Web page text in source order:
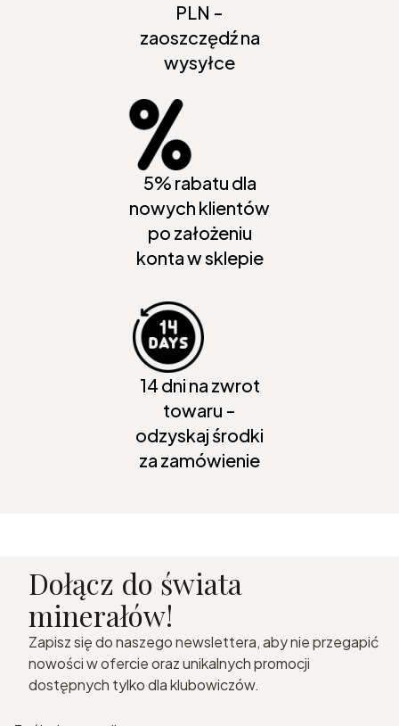
PLN -
zaoszczędź na
wysyłce
5% rabatu dla
nowych klientów
po założeniu
konta w sklepie
14 dni na zwrot
towaru -
odzyskaj środki
za zamówienie
Dołącz do świata
minerałów!
Zapisz się do naszego newslettera, aby nie przegapić
nowości w ofercie oraz unikalnych promocji
dostępnych tylko dla klubowiczów.